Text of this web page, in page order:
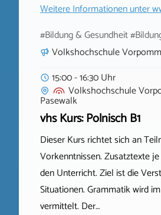
Weitere Informationen unter
#Bildung & Gesundheit
Volkshochschule
15:00 - 16:30 Uhr
Volkshochschule
Pasewalk
vhs Kurs: Polnisch B1
Dieser Kurs richtet sich an
Vorkenntnissen. Zusatztexte
den Unterricht. Ziel ist die
Situationen. Grammatik wird
vermittelt. Der…